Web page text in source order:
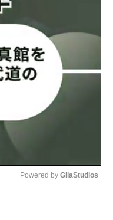
Powered by GliaStudios